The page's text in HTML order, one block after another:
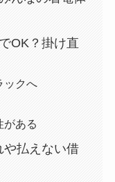
OK？掛け直
ックへ
がある
や払えない借